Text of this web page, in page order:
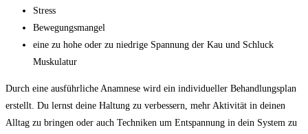
Stress
Bewegungsmangel
eine zu hohe oder zu niedrige Spannung der Kau und Schluck
Muskulatur
Durch eine ausführliche Anamnese wird ein individueller Behandlungsplan
erstellt. Du lernst deine Haltung zu verbessern, mehr Aktivität in deinen
Alltag zu bringen oder auch Techniken um Entspannung in dein System zu